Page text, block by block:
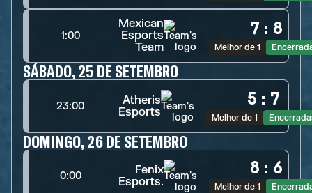
1:00
Mexican
Esports
Team
7 : 8
Melhor de 1
SÁBADO, 25 DE SETEMBRO
23:00
Atheris
Esports
5 : 7
Melhor de 1
DOMINGO, 26 DE SETEMBRO
0:00
Fenix
Esports.
8 : 6
Melhor de 1